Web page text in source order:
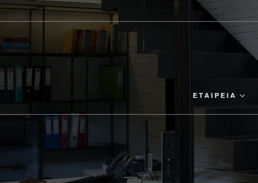
ΕΤΑΙΡΕΙΑ